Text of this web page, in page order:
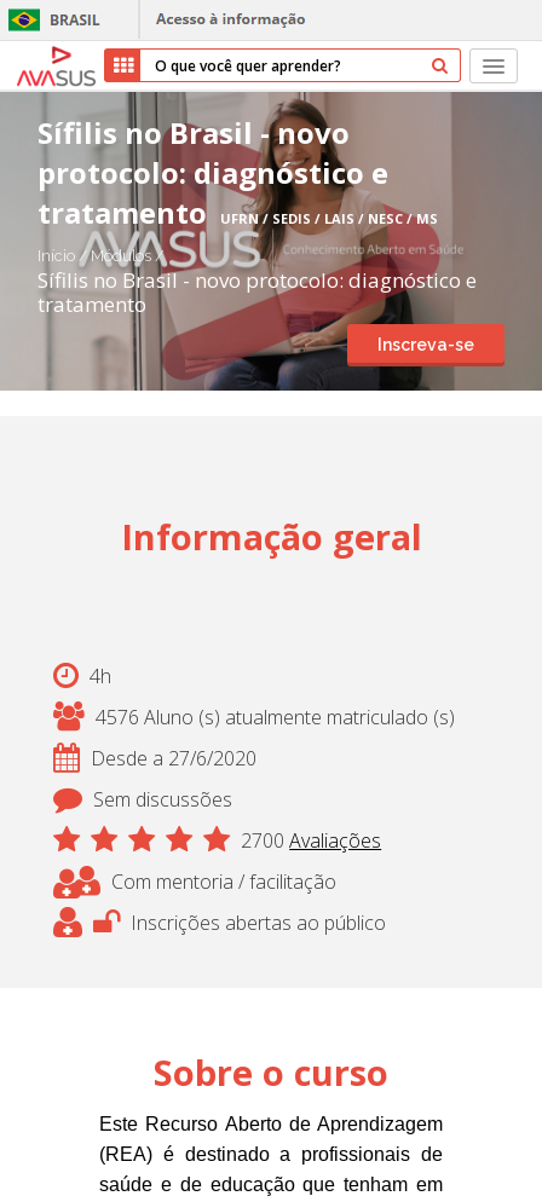
Início
Cursos
Parceiros
Sobre nós
Transparência
Entrar
Sífilis no Brasil - novo
protocolo: diagnóstico e
tratamento
UFRN / SEDIS / LAIS / NESC / MS
Início / Módulos/
Sífilis no Brasil - novo protocolo: diagnóstico e
tratamento
Inscreva-se
Informação geral
4h
4576 Aluno (s) atualmente matriculado (s)
Desde a 27/6/2020
Sem discussões
2700 Avaliações
Com mentoria / facilitação
Inscrições abertas ao público
Sobre o curso
Este Recurso Aberto de Aprendizagem
(REA) é destinado a profissionais de
saúde e de educação que tenham em